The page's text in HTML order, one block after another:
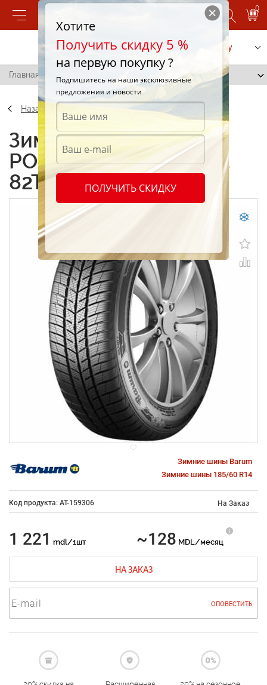
0
Позвонить Заказать услугу
Главная / Barum POLARIS 5 185/60 R14 82T
Назад
Зимние шины Barum
POLARIS 5 185/60 R14
82T
Зимние шины Barum
Зимние шины 185/60 R14
Код продукта: AT-159306 На Заказ
1 221 mdl/1шт ~128 MDL/месяц
НА ЗАКАЗ
ОПОВЕСТИТЬ
Хотите
Получить скидку 5 %
на первую покупку ?
Подпишитесь на наши эксклюзивные
предложения и новости
ПОЛУЧИТЬ СКИДКУ